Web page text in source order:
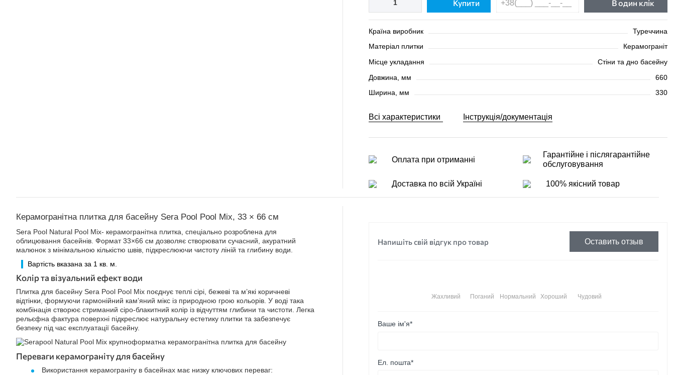
Купити В один клік
Країна виробник Туреччина
Матеріал плитки Керамограніт
Місце укладання Стіни та дно басейну
Довжина, мм 660
Ширина, мм 330
Всі характеристики Інструкція/документація
Оплата при отриманні
Гарантійне і післягарантійне
обслуговування
Доставка по всій Україні 100% якісний товар
Керамогранітна плитка для басейну Sera Pool Pool Mix, 33 × 66 см
Sera Pool Natural Pool Mix- керамогранітна плитка, спеціально розроблена для
облицювання басейнів. Формат 33×66 см дозволяє створювати сучасний, акуратний
малюнок з мінімальною кількістю швів, підкреслюючи чистоту ліній та глибину води.
Вартість вказана за 1 кв. м.
Колір та візуальний ефект води
Плитка для басейну Sera Pool Pool Mix поєднує теплі сірі, бежеві та м’які коричневі
відтінки, формуючи гармонійний кам’яний мікс із природною грою кольорів. У воді така
комбінація створює стриманий сіро-блакитний колір із відчуттям глибини та чистоти. Легка
рельєфна фактура поверхні підкреслює натуральну естетику плитки та забезпечує
безпеку під час експлуатації басейну.
Переваги керамограніту для басейну
Використання керамограніту в басейнах має низку ключових переваг:
Напишіть свій відгук про товар Оставить отзыв
Чудовий
Хороший
Нормальний
Поганий
Жахливий
Ваше ім'я*
Ел. пошта*